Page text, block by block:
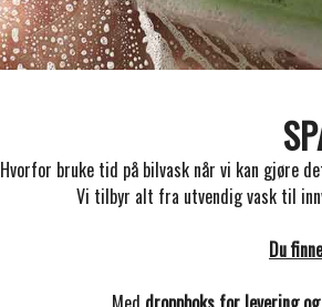
Hvorfor bruke tid på bilvask når vi kan gjøre
Vi tilbyr alt fra utvendig vask til
Du